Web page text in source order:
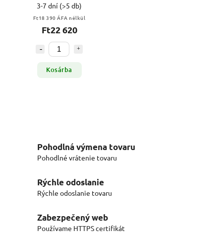
3-7 dní (>5 db)
Ft18 390 ÁFA nélkül
Ft22 620
Kosárba
Pohodlná výmena tovaru
Pohodlné vrátenie tovaru
Rýchle odoslanie
Rýchle odoslanie tovaru
Zabezpečený web
Používame HTTPS certifikát